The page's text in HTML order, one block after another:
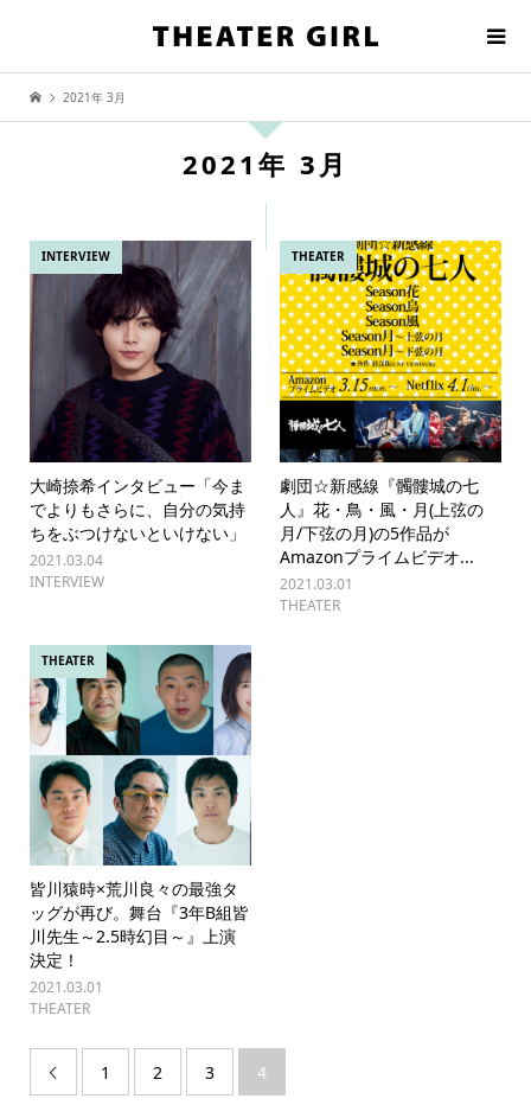
2021年 3月
2021年 3月
INTERVIEW
大崎捺希インタビュー「今ま
でよりもさらに、自分の気持
ちをぶつけないといけない」
2021.03.04
INTERVIEW
THEATER
劇団☆新感線『髑髏城の七
人』花・鳥・風・月(上弦の
月/下弦の月)の5作品が
Amazonプライムビデオ...
2021.03.01
THEATER
THEATER
皆川猿時×荒川良々の最強タ
ッグが再び。舞台『3年B組皆
川先生～2.5時幻目～』上演
決定！
2021.03.01
THEATER
 1 2 3 4